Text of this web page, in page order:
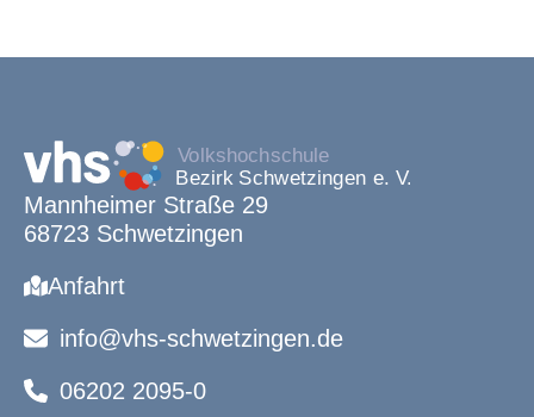
Mannheimer Straße 29
68723 Schwetzingen
Anfahrt
info@vhs-schwetzingen.de
06202 2095-0